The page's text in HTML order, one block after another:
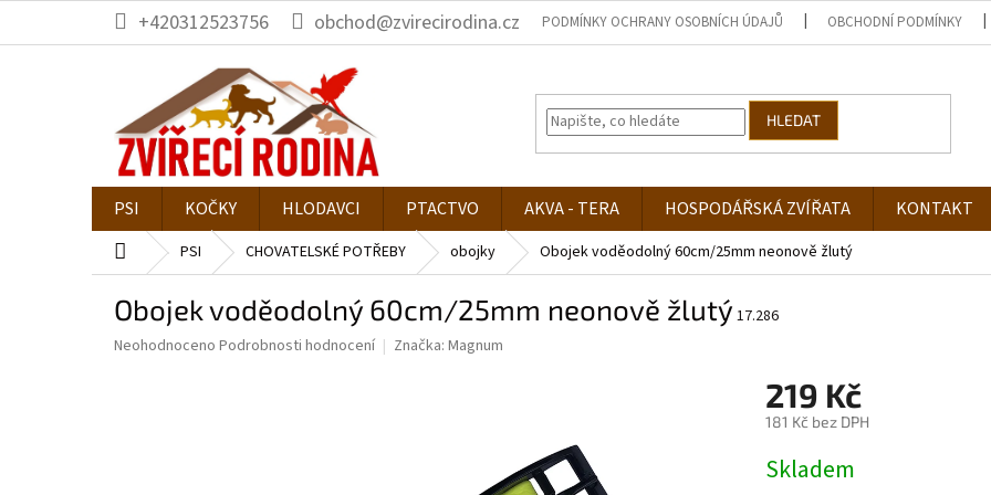
obsah
+420312523756 obchod@zvirecirodina.cz PODMÍNKY OCHRANY OSOBNÍCH ÚDAJŮ OBCHODNÍ PODMÍNKY
HLEDAT
PSI KOČKY HLODAVCI PTACTVO AKVA - TERA HOSPODÁŘSKÁ ZVÍŘATA KONTAKT
Domů PSI CHOVATELSKÉ POTŘEBY obojky Obojek voděodolný 60cm/25mm neonově žlutý
Obojek voděodolný 60cm/25mm neonově žlutý 17.286
Průměrné
Neohodnoceno Podrobnosti hodnocení Značka: Magnum
219 Kč
181 Kč bez DPH
cena:
Skladem